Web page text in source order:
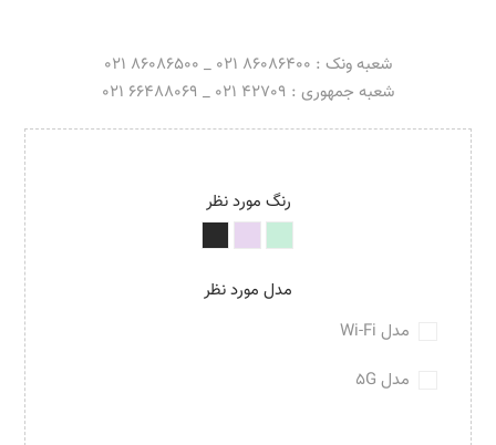
شعبه ونک : 86086400 021 _ 86086500 021
شعبه جمهوری : 42709 021 _ 66488069 021
رنگ مورد نظر
مدل مورد نظر
مدل Wi-Fi
مدل 5G